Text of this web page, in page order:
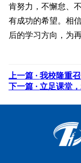
肯努力，不懈怠、
有成功的希望。相
后的学习方向，为
上一篇 · 我校隆重
下一篇 · 立足课堂